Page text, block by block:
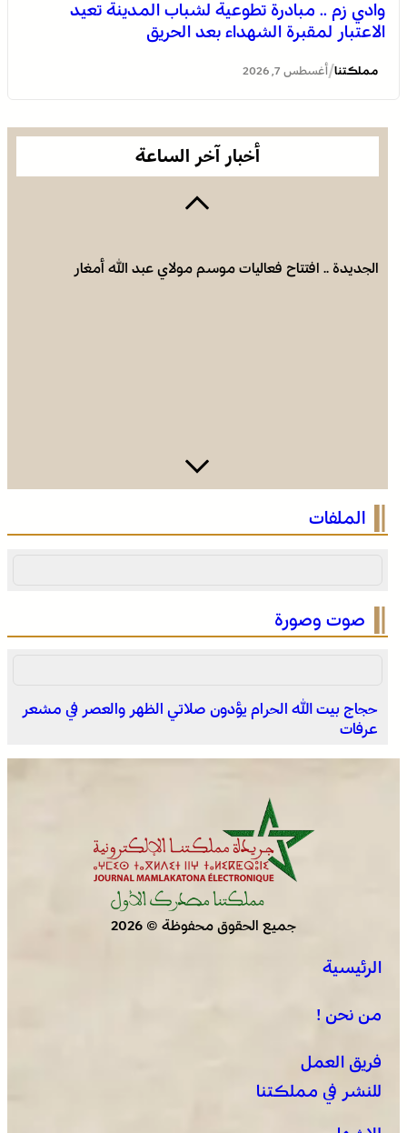
وادي زم .. مبادرة تطوعية لشباب المدينة تعيد
الاعتبار لمقبرة الشهداء بعد الحريق
مملكتنا/ أغسطس 7, 2026
أخبار آخر الساعة
الجديدة .. افتتاح فعاليات موسم مولاي عبد الله أمغار
الجديدة .. افتتاح فعاليات موسم مولاي عبد الله أمغار
وادي زم .. مبادرة تطوعية لشباب المدينة تعيد الاعتبار لمقبرة
الشهداء بعد الحريق
وادي زم .. مبادرة تطوعية لشباب المدينة تعيد الاعتبار لمقبرة
الجديدة .. افتتاح فعاليات موسم مولاي عبد الله أمغار
الملفات
صوت وصورة
حجاج بيت الله الحرام يؤدون صلاتي الظهر والعصر في مشعر
عرفات
جميع الحقوق محفوظة © 2026
الرئيسية
من نحن !
فريق العمل
للنشر في مملكتنا